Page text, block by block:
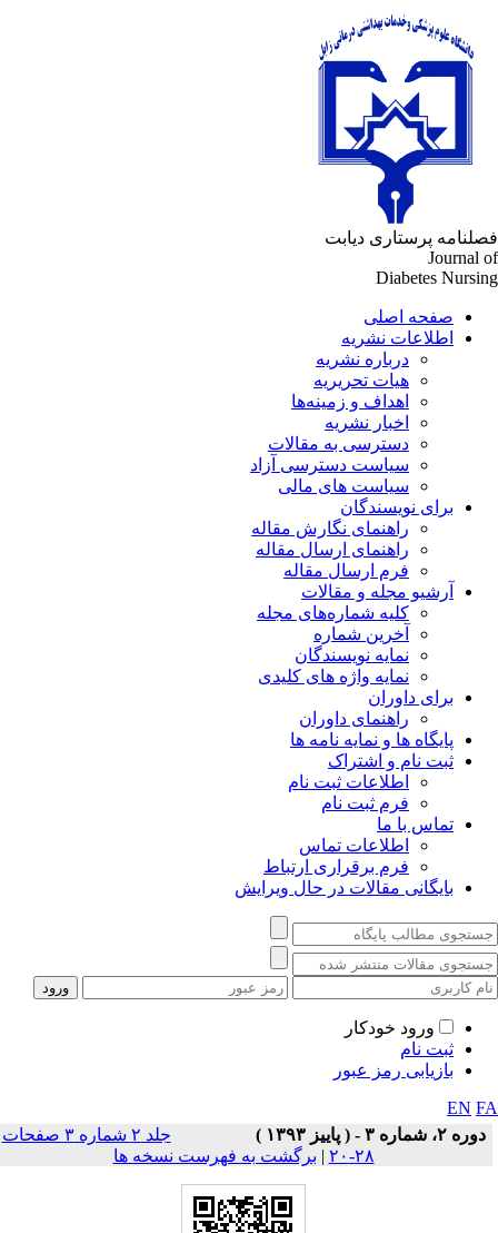
پرستاری دیابت
Journal
Diabetes
صفحه اصلی
اطلاعات نشریه
درباره نشریه
هیات تحریریه
اهداف و زمینه‌ها
اخبار نشریه
دسترسی به مقالات
سیاست دسترسی آزاد
سیاست های مالی
برای نویسندگان
راهنمای نگارش مقاله
راهنمای ارسال مقاله
فرم ارسال مقاله
آرشیو مجله و مقالات
کلیه شماره‌های مجله
آخرین شماره
نمایه نویسندگان
نمایه واژه های کلیدی
برای داوران
راهنمای داوران
پایگاه ها و نمایه نامه ها
ثبت نام و اشتراک
اطلاعات ثبت نام
فرم ثبت نام
تماس با ما
اطلاعات تماس
فرم برقراری ارتباط
بایگانی مقالات در حال ویرایش
ورود خودکار
ثبت نام
بازیابی رمز عبور
EN
دوره ۲، شماره ۳ - ( پاييز ۱۳۹۳ )
جلد ۲ شماره ۳ صفحات
۲۸-۲۰
| برگشت به فهرست نسخه ها